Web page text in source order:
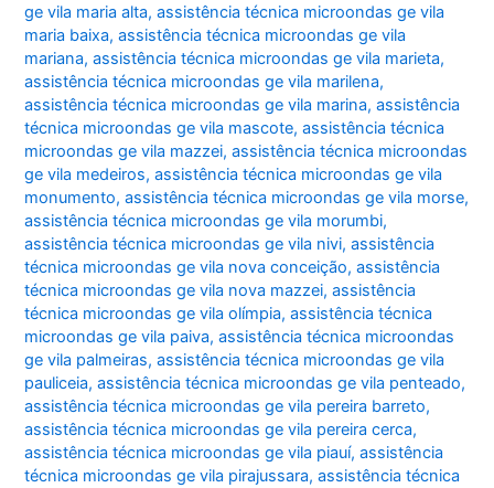
ge vila maria alta,assistência técnica microondas ge vila
maria baixa,assistência técnica microondas ge vila
mariana,assistência técnica microondas ge vila marieta,
assistência técnica microondas ge vila marilena,
assistência técnica microondas ge vila marina,assistência
técnica microondas ge vila mascote,assistência técnica
microondas ge vila mazzei,assistência técnica microondas
ge vila medeiros,assistência técnica microondas ge vila
monumento,assistência técnica microondas ge vila morse,
assistência técnica microondas ge vila morumbi,
assistência técnica microondas ge vila nivi,assistência
técnica microondas ge vila nova conceição,assistência
técnica microondas ge vila nova mazzei,assistência
técnica microondas ge vila olímpia,assistência técnica
microondas ge vila paiva,assistência técnica microondas
ge vila palmeiras,assistência técnica microondas ge vila
pauliceia,assistência técnica microondas ge vila penteado,
assistência técnica microondas ge vila pereira barreto,
assistência técnica microondas ge vila pereira cerca,
assistência técnica microondas ge vila piauí,assistência
técnica microondas ge vila pirajussara,assistência técnica